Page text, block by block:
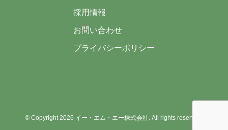
採用情報
お問い合わせ
プライバシーポリシー
© Copyright 2026 イー・エム・エー株式会社. All rights reserved.